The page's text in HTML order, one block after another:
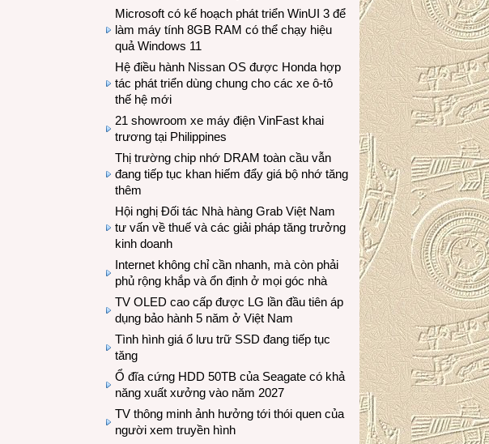
Microsoft có kế hoạch phát triển WinUI 3 để
làm máy tính 8GB RAM có thể chạy hiệu
quả Windows 11
Hệ điều hành Nissan OS được Honda hợp
tác phát triển dùng chung cho các xe ô-tô
thế hệ mới
21 showroom xe máy điện VinFast khai
trương tại Philippines
Thị trường chip nhớ DRAM toàn cầu vẫn
đang tiếp tục khan hiếm đẩy giá bộ nhớ tăng
thêm
Hội nghị Đối tác Nhà hàng Grab Việt Nam
tư vấn về thuế và các giải pháp tăng trưởng
kinh doanh
Internet không chỉ cần nhanh, mà còn phải
phủ rộng khắp và ổn định ở mọi góc nhà
TV OLED cao cấp được LG lần đầu tiên áp
dụng bảo hành 5 năm ở Việt Nam
Tình hình giá ổ lưu trữ SSD đang tiếp tục
tăng
Ổ đĩa cứng HDD 50TB của Seagate có khả
năng xuất xưởng vào năm 2027
TV thông minh ảnh hưởng tới thói quen của
người xem truyền hình